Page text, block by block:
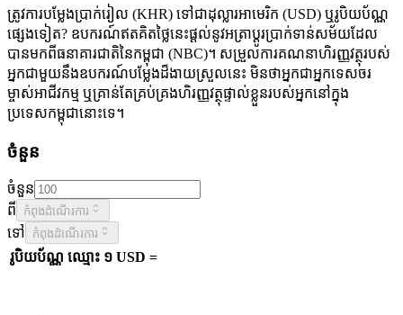
ត្រូវការបម្លែងប្រាក់រៀល (KHR) ទៅជាដុល្លារអាមេរិក (USD) ឬរូបិយប័ណ្ណ
ផ្សេងទៀត? ឧបករណ៍ឥតគិតថ្លៃនេះផ្តល់នូវអត្រាប្តូរប្រាក់ទាន់សម័យដែល
បានមកពីធនាគារជាតិនៃកម្ពុជា (NBC)។ សម្រួលការគណនាហិរញ្ញវត្ថុរបស់
អ្នកជាមួយនឹងឧបករណ៍បម្លែងដ៏ងាយស្រួលនេះ មិនថាអ្នកជាអ្នកទេសចរ
ម្ចាស់អាជីវកម្ម ឬគ្រាន់តែគ្រប់គ្រងហិរញ្ញវត្ថុផ្ទាល់ខ្លួនរបស់អ្នកនៅក្នុង
ប្រទេសកម្ពុជានោះទេ។
ចំនួន
ចំនួន
ពី
កំពុងដំណើរការ
ទៅ កំពុងដំណើរការ
រូបិយប័ណ្ណ ឈ្មោះ ១ USD =